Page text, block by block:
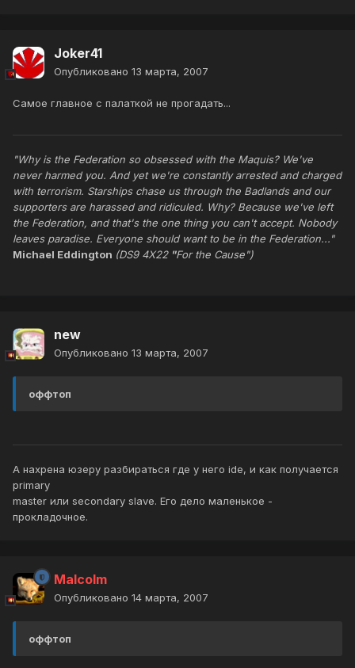
Joker41
Опубликовано 13 марта, 2007
Самое главное с палаткой не прогадать...
"Why is the Federation so obsessed with the Maquis? We've
never harmed you. And yet we're constantly arrested and charged
with terrorism. Starships chase us through the Badlands and our
supporters are harassed and ridiculed. Why? Because we've left
the Federation, and that's the one thing you can't accept. Nobody
leaves paradise. Everyone should want to be in the Federation..."
Michael Eddington (DS9 4X22"For the Cause")
new
Опубликовано 13 марта, 2007
оффтоп
А нахрена юзеру разбираться где у него ide, и как получается
primary
master или secondary slave. Его дело маленькое -
прокладочное.
Malcolm
Опубликовано 14 марта, 2007
оффтоп